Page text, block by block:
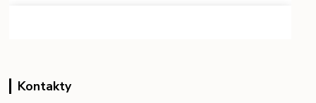
Kontakty